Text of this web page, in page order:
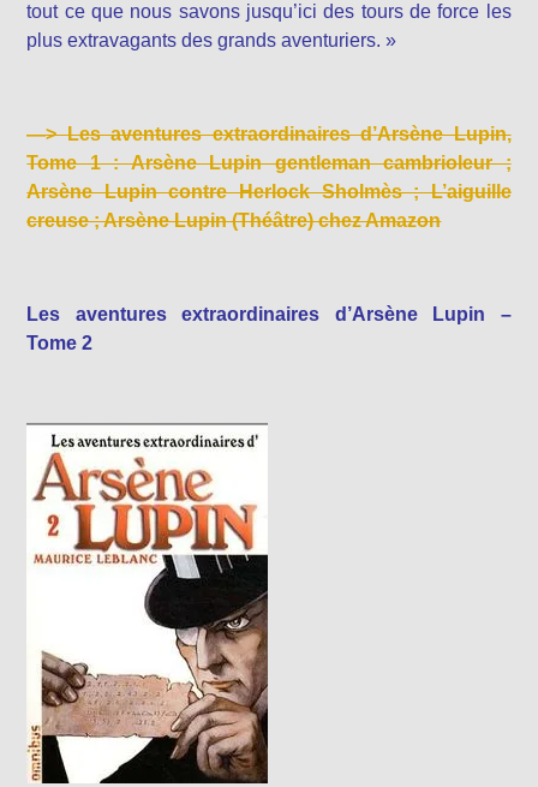
tout ce que nous savons jusqu’ici des tours de force les
plus extravagants des grands aventuriers. »
—>Les aventures extraordinaires d’Arsène Lupin,
Tome 1 : Arsène Lupin gentleman cambrioleur ;
Arsène Lupin contre Herlock Sholmès ; L’aiguille
creuse ; Arsène Lupin (Théâtre) chez Amazon
Les aventures extraordinaires d’Arsène Lupin –
Tome 2